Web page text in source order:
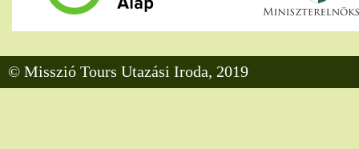
© Misszió Tours Utazási Iroda, 2019